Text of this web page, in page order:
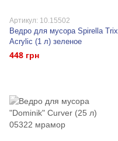
Артикул: 10.15502
Ведро для мусора Spirella Trix
Acrylic (1 л) зеленое
448 грн